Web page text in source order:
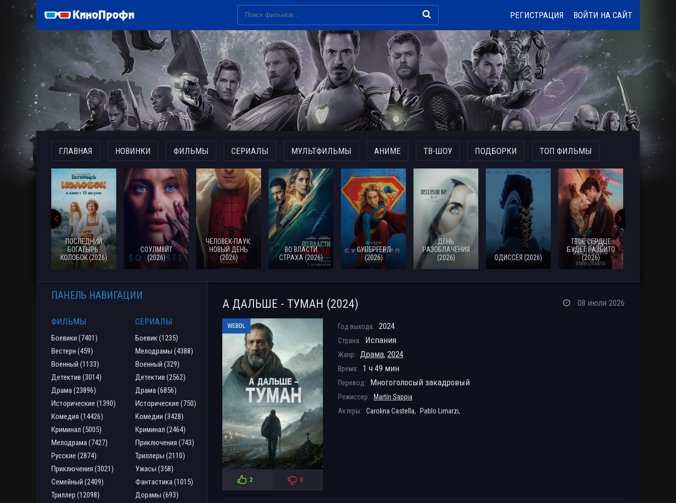
РЕГИСТРАЦИЯ ВОЙТИ НА САЙТ
ГЛАВНАЯ НОВИНКИ ФИЛЬМЫ СЕРИАЛЫ МУЛЬТФИЛЬМЫ АНИМЕ ТВ-ШОУ ПОДБОРКИ ТОП ФИЛЬМЫ
ПОСЛЕДНИЙ
БОГАТЫРЬ.
КОЛОБОК (2026)
СОУЛМ8ЙТ
(2026)
ЧЕЛОВЕК-ПАУК:
НОВЫЙ ДЕНЬ
(2026)
ВО ВЛАСТИ
СТРАХА (2026)
СУПЕРГЕРЛ
(2026)
ДЕНЬ
РАЗОБЛАЧЕНИЯ
(2026)
ОДИССЕЯ (2026)
ТВОЕ СЕРДЦЕ
БУДЕТ РАЗБИТО
(2026)
А ДАЛЬШЕ - ТУМАН (2024) 08 июля 2026
WEBDL
2 3
Год выхода: 2024
Страна: Испания
Жанр: Драма, 2024
Время: 1 ч 49 мин
Перевод: Многоголосый закадровый
Режиссер:
Martín Sappia
Актеры:
Carolina Castella, Pablo Limarzi,
ПАНЕЛЬ НАВИГАЦИИ
ФИЛЬМЫ
Боевики (7401)
Вестерн (459)
Военный (1133)
Детектив (3014)
Драма (23896)
Исторические (1390)
Комедия (14426)
Криминал (5005)
Мелодрама (7427)
Русские (2874)
Приключения (3021)
Семейный (2409)
Триллер (12098)
СЕРИАЛЫ
Боевик (1235)
Мелодрамы (4388)
Военный (329)
Детектив (2562)
Драма (6856)
Исторические (750)
Комедии (3428)
Криминал (2464)
Приключения (743)
Триллеры (2110)
Ужасы (358)
Фантастика (1015)
Дорамы (693)